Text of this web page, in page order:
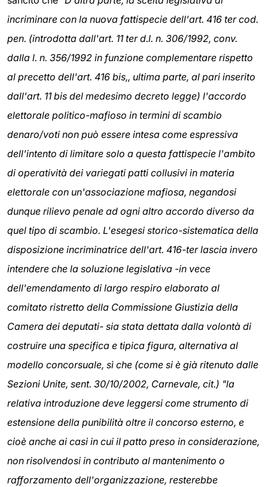
incriminare con la nuova fattispecie dell'art. 416 ter cod.
pen. (introdotta dall'art. 11 ter d.l. n. 306/1992, conv.
dalla l. n. 356/1992 in funzione complementare rispetto
al precetto dell'art. 416 bis,, ultima parte, al pari inserito
dall'art. 11 bis del medesimo decreto legge) l'accordo
elettorale politico-mafioso in termini di scambio
denaro/voti non può essere intesa come espressiva
dell'intento di limitare solo a questa fattispecie l'ambito
di operatività dei variegati patti collusivi in materia
elettorale con un'associazione mafiosa, negandosi
dunque rilievo penale ad ogni altro accordo diverso da
quel tipo di scambio. L'esegesi storico-sistematica della
disposizione incriminatrice dell'art. 416-ter lascia invero
intendere che la soluzione legislativa -in vece
dell'emendamento di largo respiro elaborato al
comitato ristretto della Commissione Giustizia della
Camera dei deputati- sia stata dettata dalla volontà di
costruire una specifica e tipica figura, alternativa al
modello concorsuale, sì che (come si è già ritenuto dalle
Sezioni Unite, sent. 30/10/2002, Carnevale, cit.) "la
relativa introduzione deve leggersi come strumento di
estensione della punibilità oltre il concorso esterno, e
cioè anche ai casi in cui il patto preso in considerazione,
non risolvendosi in contributo al mantenimento o
rafforzamento dell'organizzazione, resterebbe